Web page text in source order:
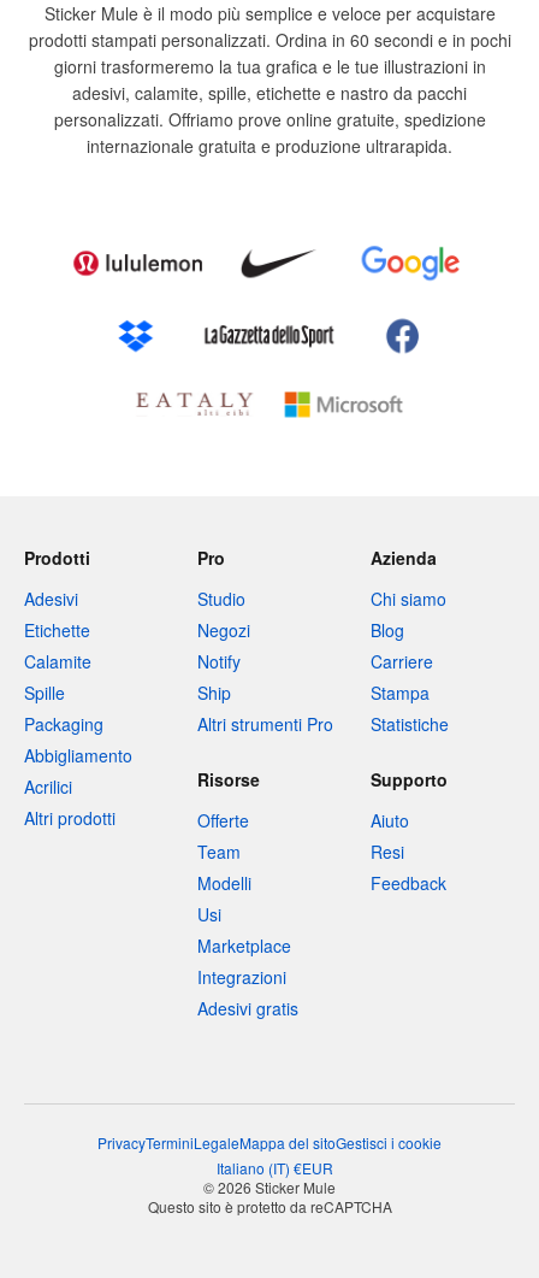
Sticker Mule è il modo più semplice e veloce per acquistare
prodotti stampati personalizzati. Ordina in 60 secondi e in pochi
giorni trasformeremo la tua grafica e le tue illustrazioni in
adesivi, calamite, spille, etichette e nastro da pacchi
personalizzati. Offriamo prove online gratuite, spedizione
internazionale gratuita e produzione ultrarapida.
Prodotti
Adesivi
Etichette
Calamite
Spille
Packaging
Abbigliamento
Acrilici
Altri prodotti
Pro
Studio
Negozi
Notify
Ship
Altri strumenti Pro
Azienda
Chi siamo
Blog
Carriere
Stampa
Statistiche
Risorse
Offerte
Team
Modelli
Usi
Marketplace
Integrazioni
Adesivi gratis
Supporto
Aiuto
Resi
Feedback
PrivacyTerminiLegaleMappa del sitoGestisci i cookie
Italiano (IT) €EUR
© 2026 Sticker Mule
Questo sito è protetto da reCAPTCHA